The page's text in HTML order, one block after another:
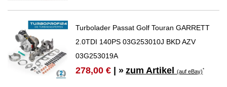
Turbolader Passat Golf Touran GARRETT
2.0TDI 140PS 03G253010J BKD AZV
03G253019A
278,00 € | » zum Artikel(auf eBay)*